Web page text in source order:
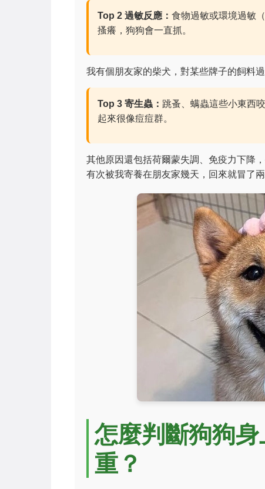
Top 2 過敏反應： 食物過敏或環境過敏
搔癢，狗狗會一直抓。
我有個朋友家的柴犬，對某些牌子的飼料
Top 3 寄生蟲： 跳蚤、螨蟲這些小東西
起來很像痘痘群。
其他原因還包括荷爾蒙失調、免疫力下降
有次被我寄養在朋友家幾天，回來就冒了
怎麼判斷狗狗
重？